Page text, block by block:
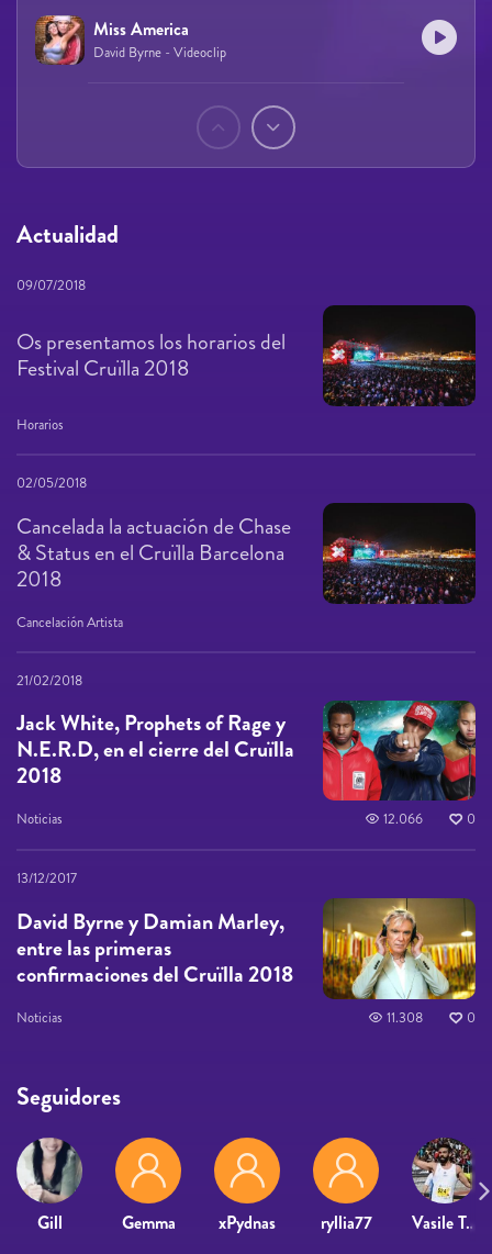
Miss America
David Byrne - Videoclip
Actualidad
09/07/2018
Os presentamos los horarios del
Festival Cruïlla 2018
Horarios
02/05/2018
Cancelada la actuación de Chase
& Status en el Cruïlla Barcelona
2018
Cancelación Artista
21/02/2018
Jack White, Prophets of Rage y
N.E.R.D, en el cierre del Cruïlla
2018
Noticias 12.066 0
13/12/2017
David Byrne y Damian Marley,
entre las primeras
confirmaciones del ​Cruïlla 2018
Noticias 11.308 0
Seguidores
Gill Gemma xPydnas ryllia77 Vasile Turcut